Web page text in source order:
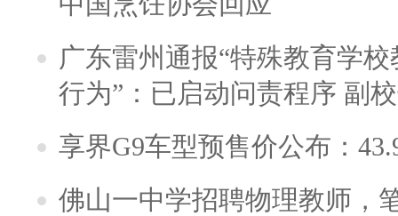
广东雷州通报“特殊教育学
行为”：已启动问责程序 副
享界G9车型预售价公布：
佛山一中学招聘物理教师，